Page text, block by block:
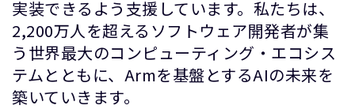
実装できるよう支援しています。私たちは、
2,200万人を超えるソフトウェア開発者が集
う世界最大のコンピューティング・エコシス
テムとともに、Armを基盤とするAIの未来を
築いていきます。